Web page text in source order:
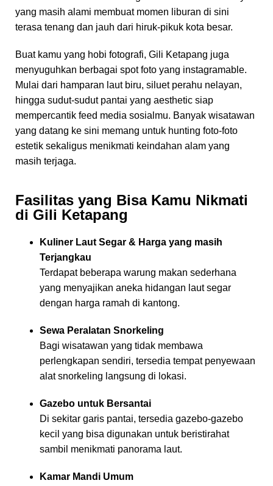
yang masih alami membuat momen liburan di sini
terasa tenang dan jauh dari hiruk-pikuk kota besar.
Buat kamu yang hobi fotografi, Gili Ketapang juga
menyuguhkan berbagai spot foto yang instagramable.
Mulai dari hamparan laut biru, siluet perahu nelayan,
hingga sudut-sudut pantai yang aesthetic siap
mempercantik feed media sosialmu. Banyak wisatawan
yang datang ke sini memang untuk hunting foto-foto
estetik sekaligus menikmati keindahan alam yang
masih terjaga.
Fasilitas yang Bisa Kamu Nikmati
di Gili Ketapang
Kuliner Laut Segar & Harga yang masih
Terjangkau
Terdapat beberapa warung makan sederhana
yang menyajikan aneka hidangan laut segar
dengan harga ramah di kantong.
Sewa Peralatan Snorkeling
Bagi wisatawan yang tidak membawa
perlengkapan sendiri, tersedia tempat penyewaan
alat snorkeling langsung di lokasi.
Gazebo untuk Bersantai
Di sekitar garis pantai, tersedia gazebo-gazebo
kecil yang bisa digunakan untuk beristirahat
sambil menikmati panorama laut.
Kamar Mandi Umum